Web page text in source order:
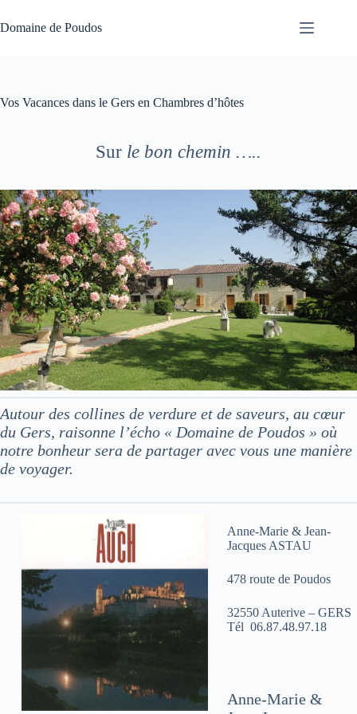
au
contenu
Domaine de Poudos
Vos Vacances dans le Gers en Chambres d’hôtes
Sur le bon chemin …..
Autour des collines de verdure et de saveurs, au cœur
du Gers, raisonne l’écho « Domaine de Poudos » où
notre bonheur sera de partager avec vous une manière
de voyager.
Anne-Marie & Jean-
Jacques ASTAU
478 route de Poudos
32550 Auterive – GERS
Tél 06.87.48.97.18
Anne-Marie &